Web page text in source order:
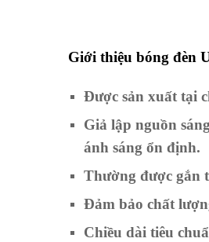
Giới thiệu bóng đèn
Được sản xuất tại
Giả lập nguồn
ánh sáng ổn định.
Thường được gắn
Đảm bảo chất
Chiều dài tiêu